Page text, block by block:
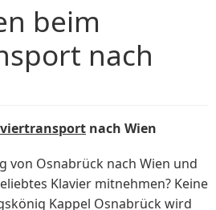
beim
nach
nach Wien
von Osnabrück nach Wien und
Klavier mitnehmen? Keine
Kappel Osnabrück wird